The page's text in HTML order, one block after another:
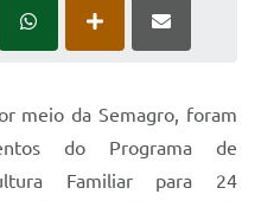
meio da Semagro, foram
do Programa de
Familiar para 24